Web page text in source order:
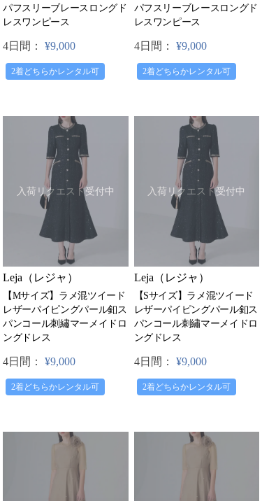
パフスリーブレースロングド
レスワンピース
4日間： ¥9,000
2着どちらかレンタル可
パフスリーブレースロングド
レスワンピース
4日間： ¥9,000
2着どちらかレンタル可
入荷リクエスト受付中
Leja（レジャ）
【Mサイズ】ラメ混ツイード
レザーパイピングパール釦ス
パンコール刺繡マーメイドロ
ングドレス
4日間： ¥9,000
2着どちらかレンタル可
入荷リクエスト受付中
Leja（レジャ）
【Sサイズ】ラメ混ツイード
レザーパイピングパール釦ス
パンコール刺繡マーメイドロ
ングドレス
4日間： ¥9,000
2着どちらかレンタル可